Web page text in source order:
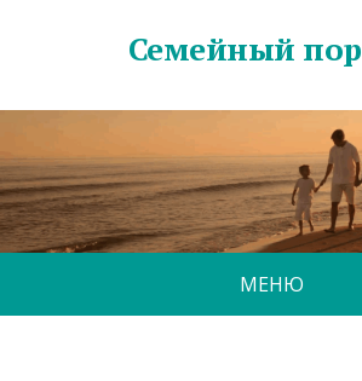
Семейный
МЕНЮ